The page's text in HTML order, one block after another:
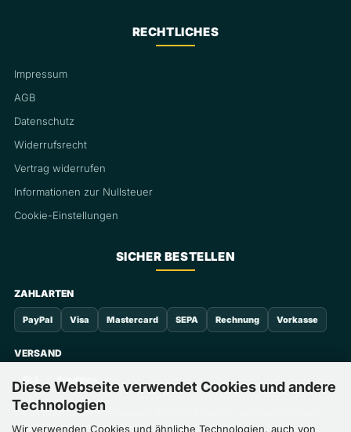
Diese Webseite verwendet Cookies und andere
Technologien
Wir verwenden Cookies und ähnliche Technologien, auch von
RECHTLICHES
Impressum
AGB
Datenschutz
Widerrufsrecht
Vertrag widerrufen
Informationen zur Nullsteuer
Cookie-Einstellungen
SICHER BESTELLEN
ZAHLARTEN
PayPal Visa Mastercard SEPA Rechnung Vorkasse
VERSAND
GLS
Die im Bestellprozess verfügbaren Zahlarten können je nach Warenkorb und
Kundenstatus abweichen.